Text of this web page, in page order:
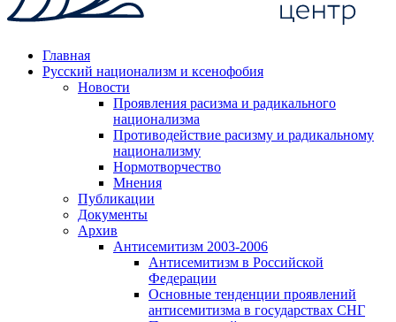
Главная
Русский национализм и ксенофобия
Новости
Проявления расизма и радикального
национализма
Противодействие расизму и радикальному
национализму
Нормотворчество
Мнения
Публикации
Документы
Архив
Антисемитизм 2003-2006
Антисемитизм в Российской
Федерации
Основные тенденции проявлений
антисемитизма в государствах СНГ